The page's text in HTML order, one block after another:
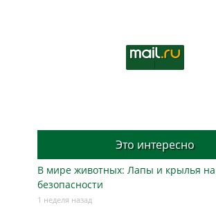
Это интересно
В мире животных: Лапы и крылья
безопасности
1 неделя назад